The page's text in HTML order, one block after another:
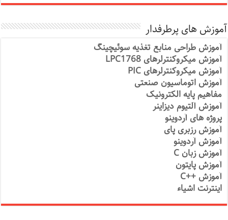
آموزش های پرطرفدار
آموزش طراحی منابع تغذیه سوئیچینگ
آموزش میکروکنترلرهای LPC1768
آموزش میکروکنترلرهای PIC
آموزش اتوماسیون صنعتی
مفاهیم پایه الکترونیک
آموزش آلتیوم دیزاینر
پروژه های آردوینو
آموزش رزبری پای
آموزش آردوینو
آموزش زبان C
آموزش پایتون
آموزش ++C
اینترنت اشیاء